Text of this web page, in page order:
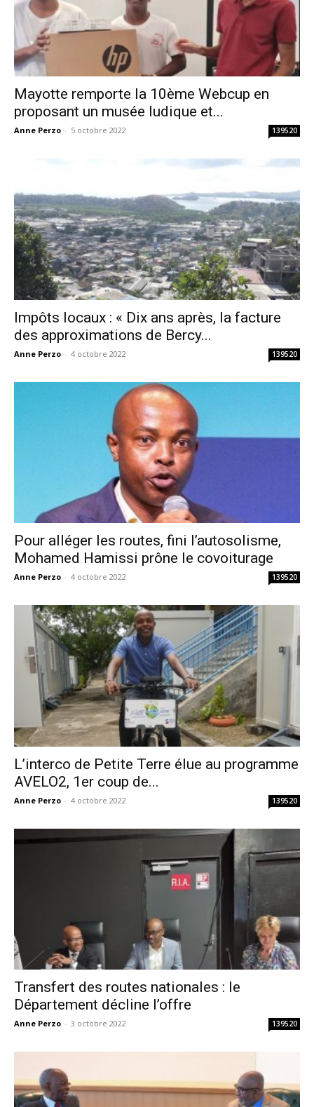
Mayotte remporte la 10ème Webcup en
proposant un musée ludique et...
Anne Perzo - 5 octobre 2022 139520
Impôts locaux : « Dix ans après, la facture
des approximations de Bercy...
Anne Perzo - 4 octobre 2022 139520
Pour alléger les routes, fini l’autosolisme,
Mohamed Hamissi prône le covoiturage
Anne Perzo - 4 octobre 2022 139520
L’interco de Petite Terre élue au programme
AVELO2, 1er coup de...
Anne Perzo - 4 octobre 2022 139520
Transfert des routes nationales : le
Département décline l’offre
Anne Perzo - 3 octobre 2022 139520